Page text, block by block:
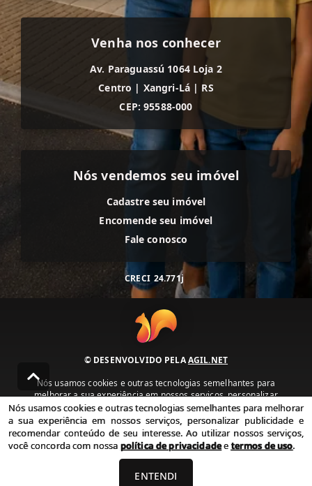
Venha nos conhecer
Av. Paraguassú 1064 Loja 2
Centro | Xangri-Lá | RS
CEP: 95588-000
Nós vendemos seu imóvel
Cadastre seu imóvel
Encomende seu imóvel
Fale conosco
CRECI 24.771j
© DESENVOLVIDO PELAAGIL.NET
Nós usamos cookies e outras tecnologias semelhantes para
melhorar a sua experiência em nossos serviços, personalizar
publicidade e recomendar conteúdo de seu interesse. Ao utilizar
nossos serviços, você concorda com nossa política de privacidade e
termos de uso.
Política de Privacidade Termos de uso
Nós usamos cookies e outras tecnologias semelhantes para melhorar
a sua experiência em nossos serviços, personalizar publicidade e
recomendar conteúdo de seu interesse. Ao utilizar nossos serviços,
você concorda com nossa política de privacidadeetermos de uso.
ENTENDI